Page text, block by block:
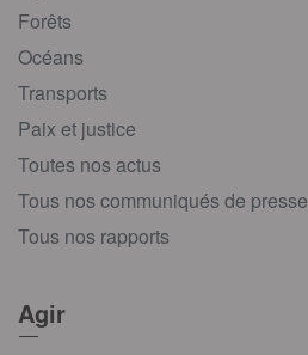
Forêts
Océans
Transports
Paix et justice
Toutes nos actus
Tous nos communiqués de presse
Tous nos rapports
Agir